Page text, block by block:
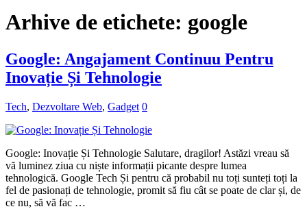
Arhive de etichete: google
Google: Angajament Continuu Pentru
Inovație Și Tehnologie
Tech, Dezvoltare Web, Gadget 0
Google: Inovație Și Tehnologie Salutare, dragilor! Astăzi vreau să
vă luminez ziua cu niște informații picante despre lumea
tehnologică. Google Tech Și pentru că probabil nu toți sunteți toți la
fel de pasionați de tehnologie, promit să fiu cât se poate de clar și, de
ce nu, să vă fac …